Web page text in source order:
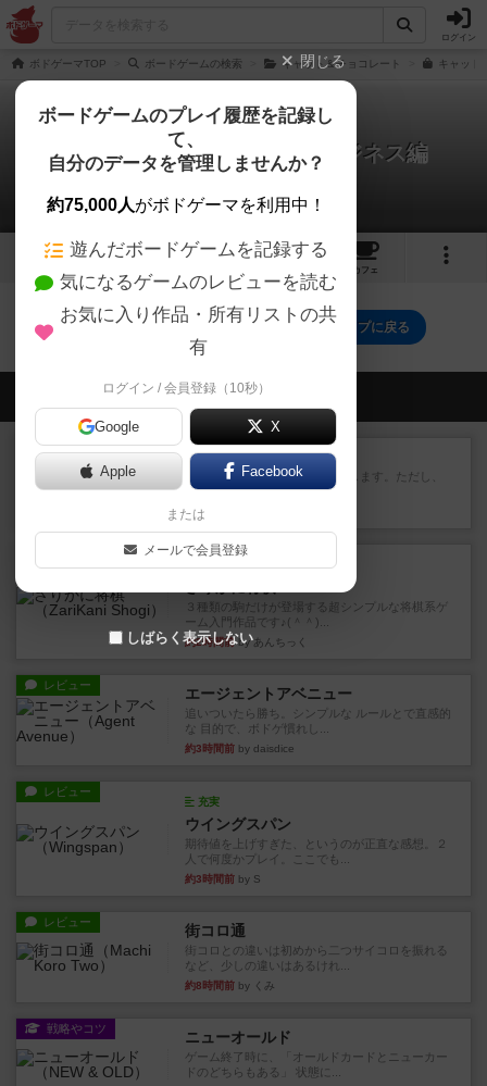
ログイン
ボドゲーマTOP ボードゲームの検索 キャット＆チョコレート キャット
キャット＆チョコレート：ビジネス編
0件のルール/インスト
4 4
カフェ
キャット＆チョコレート：ビジネス編のトップに戻る
会員の新しい投稿
レビュー ふたつの街の物語
タイルを4×4で並べて街づくりします。ただし、
街は各プレイヤーの間にあ...
約2時間前
ルール/インスト
３種類の駒だけが登場する超シンプルな将棋系ゲ
ーム入門作品です♪(＾＾)...
約2時間前by あんちっく
レビュー エージェントアベニュー
追いついたら勝ち。シンプルな ルールとで直感的
な 目的で、ボドゲ慣れし...
約3時間前 by daisdice
レビュー
充実
ウイングスパン
期待値を上げすぎた、というのが正直な感想。２
人で何度かプレイ。ここでも...
約3時間前 by S
レビュー 街コロ通
街コロとの違いは初めから二つサイコロを振れる
など、少しの違いはあるけれ...
約8時間前 by くみ
戦略やコツ ニューオールド
ゲーム終了時に、「オールドカードとニューカー
ドのどちらもある」 状態に...
閉じる
ボードゲームのプレイ履歴を記録し
て、
自分のデータを管理しませんか？
約75,000人がボドゲーマを利用中！
遊んだボードゲームを記録する
気になるゲームのレビューを読む
お気に入り作品・所有リストの共
有
ログイン / 会員登録（10秒）
Google X
Apple Facebook
または
メールで会員登録
しばらく表示しない